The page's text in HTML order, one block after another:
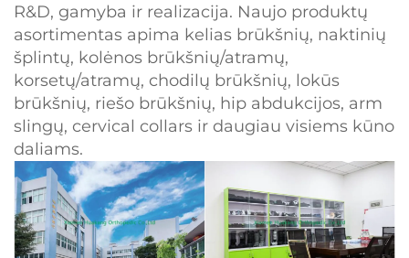
R&D, gamyba ir realizacija. Naujo produktų
asortimentas apima kelias brūkšnių, naktinių
šplintų, kolėnos brūkšnių/atramų,
korsetų/atramų, chodilų brūkšnių, lokūs
brūkšnių, riešo brūkšnių, hip abdukcijos, arm
slingų, cervical collars ir daugiau visiems kūno
daliams.